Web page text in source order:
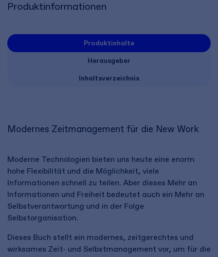
Produktinformationen
Produktinhalte
Herausgeber
Inhaltsverzeichnis
Modernes Zeitmanagement für die New Work
Moderne Technologien bieten uns heute eine enorm
hohe Flexibilität und die Möglichkeit, viele
Informationen schnell zu teilen. Aber dieses Mehr an
Informationen und Freiheit bedeutet auch ein Mehr an
Selbstverantwortung und in der Folge
Selbstorganisation.
Dieses Buch stellt ein modernes, zeitgerechtes und
wirksames Zeit- und Selbstmanagement vor, um für die